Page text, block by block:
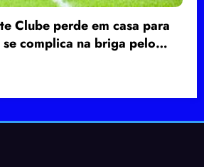
Clube perde em casa para
se complica na briga pelo
20